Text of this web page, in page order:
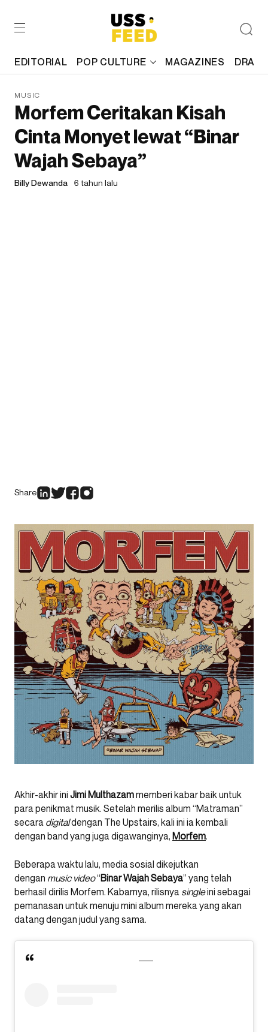
EDITORIAL POP CULTURE MAGAZINES
MUSIC
Morfem Ceritakan Kisah
Cinta Monyet lewat “Binar
Wajah Sebaya”
Billy Dewanda 6 tahun lalu
Share
Akhir-akhir ini Jimi Multhazammemberi kabar baik untuk
para penikmat musik. Setelah merilis album “Matraman”
secara digitaldengan The Upstairs, kali ini ia kembali
dengan band yang juga digawanginya, Morfem.
Beberapa waktu lalu, media sosial dikejutkan
dengan music video“Binar Wajah Sebaya” yang telah
berhasil dirilis Morfem. Kabarnya, rilisnya singleini sebagai
pemanasan untuk menuju mini album mereka yang akan
datang dengan judul yang sama.